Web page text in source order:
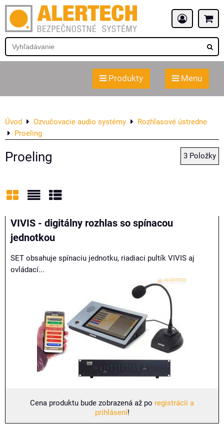
Produkty Menu
Úvod Ozvučovacie audio systémy
Rozhlasové ústredne
Proeling
Proeling 3 Položky
Mriežka
VIVIS - digitálny rozhlas so spínacou
jednotkou
SET obsahuje spínaciu jednotku, riadiaci pultík VIVIS aj
ovládací...
Cena produktu bude zobrazená až po registrácii a
prihlásení!